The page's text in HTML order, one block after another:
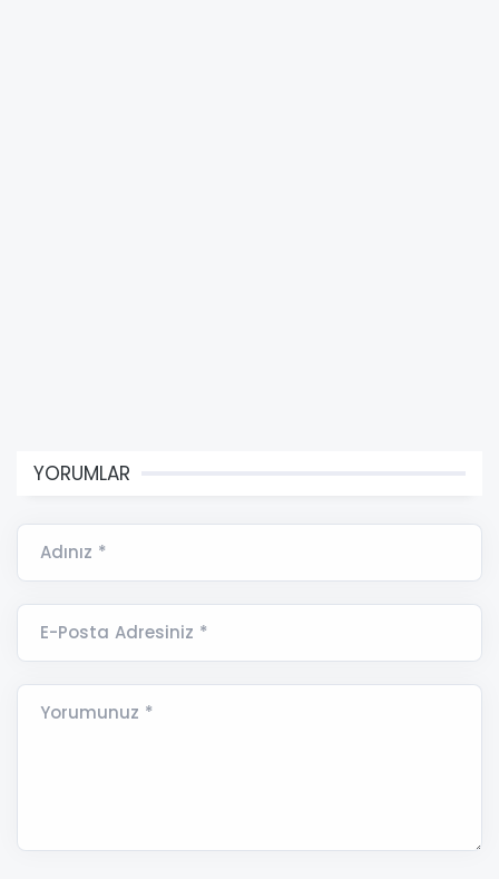
YORUMLAR
Adınız *
E-Posta Adresiniz *
Yorumunuz *